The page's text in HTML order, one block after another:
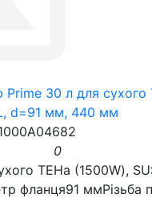
Prime 30 л для сухого
d=91 мм, 440 мм
0
ТЕНа (1500W),
фланця91 ммРізьба